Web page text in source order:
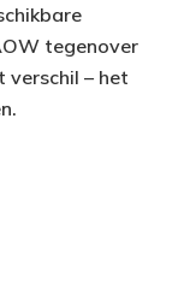
tegenover
verschil – het